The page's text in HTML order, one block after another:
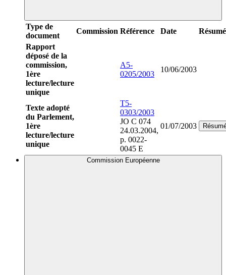
Type de
document
Commission Référence Date
Résumé
Rapport
déposé de la
commission,
1ère
lecture/lecture
unique
A5-
0205/2003
10/06/2003
Texte adopté
du Parlement,
1ère
lecture/lecture
unique
T5-
0303/2003
JO C 074
24.03.2004,
p. 0022-
0045 E
01/07/2003
Commission Européenne